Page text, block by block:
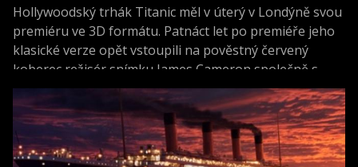
Hollywoodský trhák Titanic měl v úterý v Londýně svou
premiéru ve 3D formátu. Patnáct let po premiéře jeho
klasické verze opět vstoupili na pověstný červený
koberec režisér snímku James Cameron společně s
Kate Winsletovou a Billym Zanem, tedy představiteli
nejvýznamnějších postav.